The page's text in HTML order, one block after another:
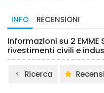
INFO RECENSIONI
Informazioni su 2
rivestimenti civili e
Ricerca